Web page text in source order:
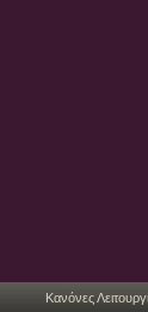
Κανόνες